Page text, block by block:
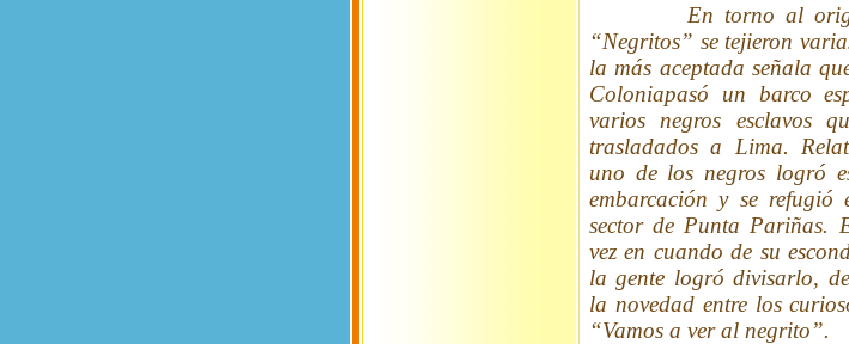
En torno al
“Negritos” se tejieron
la más aceptada señala
Coloniapasó un barco
varios negros esclavos
trasladados a Lima.
uno de los negros logró
embarcación y se refugió
sector de Punta Pariñas.
vez en cuando de su
la gente logró divisarlo,
la novedad entre los
“Vamos a ver al negrito”.